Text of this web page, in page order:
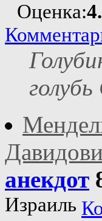
Оценка:
анекдот
Израиль